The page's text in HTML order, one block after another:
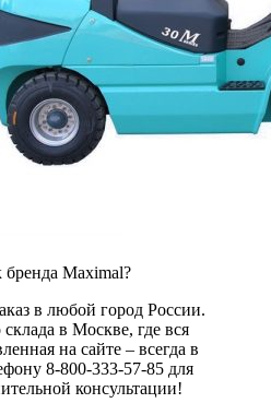
Maximal?
в любой город России.
в Москве, где вся
на сайте – всегда в
8-800-333-57-85 для
консультации!